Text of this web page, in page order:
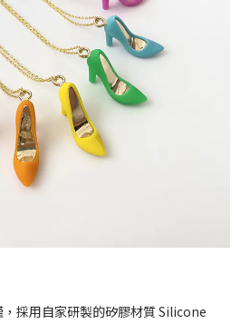
採用自家研製的矽膠材質 Silicone